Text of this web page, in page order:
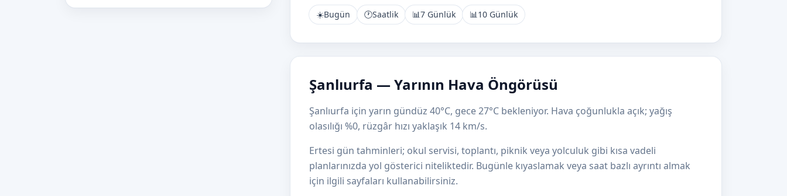
☀️Bugün 🕐Saatlik 📊7 Günlük 📊10 Günlük
Şanlıurfa — Yarının Hava Öngörüsü
Şanlıurfa için yarın gündüz 40°C, gece 27°C bekleniyor. Hava çoğunlukla açık; yağış
olasılığı %0, rüzgâr hızı yaklaşık 14 km/s.
Ertesi gün tahminleri; okul servisi, toplantı, piknik veya yolculuk gibi kısa vadeli
planlarınızda yol gösterici niteliktedir. Bugünle kıyaslamak veya saat bazlı ayrıntı almak
için ilgili sayfaları kullanabilirsiniz.